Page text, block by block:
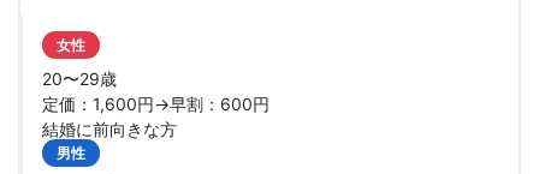
女性
20〜29歳
定価：1,600円→早割：600円
結婚に前向きな方
男性